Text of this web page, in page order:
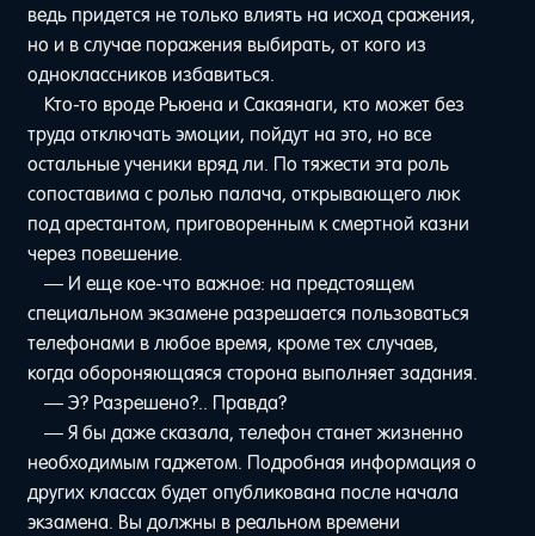
ведь придется не только влиять на исход сражения,
но и в случае поражения выбирать, от кого из
одноклассников избавиться.
Кто-то вроде Рьюена и Сакаянаги, кто может без
труда отключать эмоции, пойдут на это, но все
остальные ученики вряд ли. По тяжести эта роль
сопоставима с ролью палача, открывающего люк
под арестантом, приговоренным к смертной казни
через повешение.
— И еще кое-что важное: на предстоящем
специальном экзамене разрешается пользоваться
телефонами в любое время, кроме тех случаев,
когда обороняющаяся сторона выполняет задания.
— Э? Разрешено?.. Правда?
— Я бы даже сказала, телефон станет жизненно
необходимым гаджетом. Подробная информация о
других классах будет опубликована после начала
экзамена. Вы должны в реальном времени